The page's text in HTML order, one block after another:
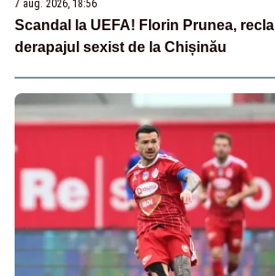
7 aug. 2026, 18:56
Scandal la UEFA! Florin Prunea,
derapajul sexist de la Chișinău